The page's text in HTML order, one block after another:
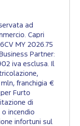
ad
Capri
MY 2026.75
Partner:
iva esclusa. Il
franchigia €
Furto
di
incendio
infortuni sul